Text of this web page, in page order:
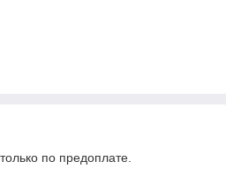
по предоплате.